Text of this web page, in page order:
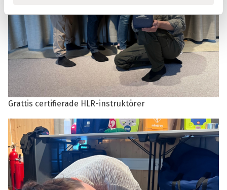
Grattis certifierade HLR-instruktörer